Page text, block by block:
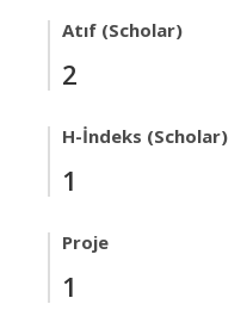
Atıf (Scholar)
2
H-İndeks (Scholar)
1
Proje
1